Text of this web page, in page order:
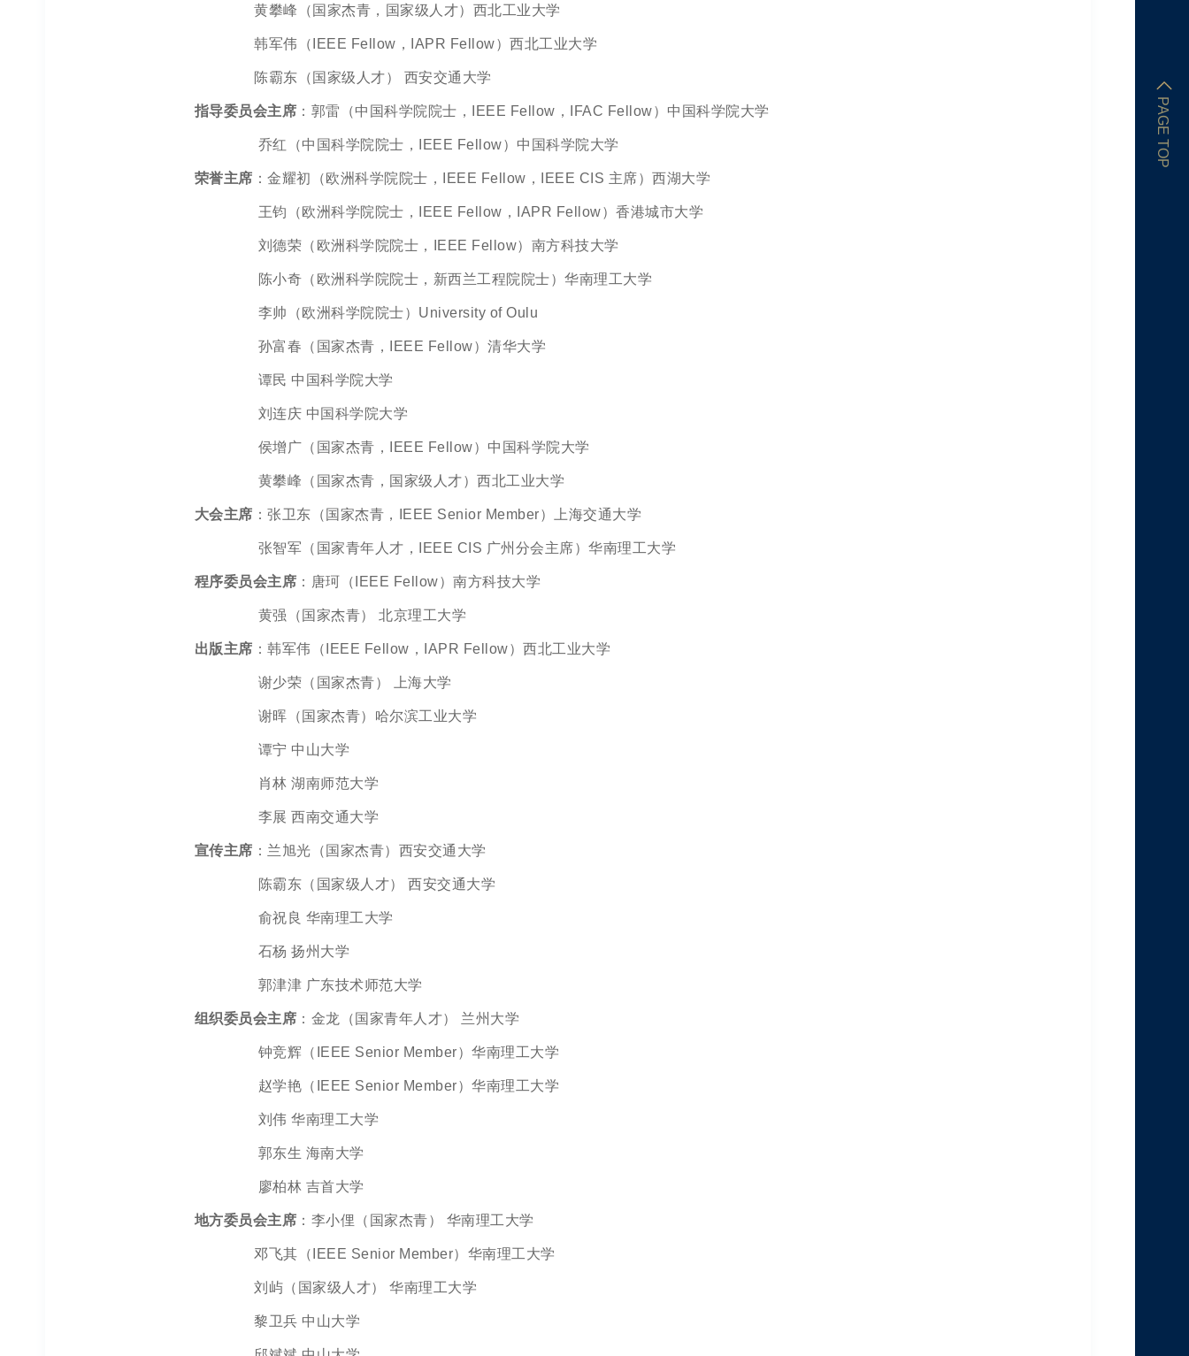
PAGE TOP
黄攀峰（国家杰青，国家级人才）西北工业大学
韩军伟（IEEE Fellow，IAPR Fellow）西北工业大学
陈霸东（国家级人才） 西安交通大学
指导委员会主席 ：郭雷（中国科学院院士，IEEE Fellow，IFAC Fellow）中国科学院大学
乔红（中国科学院院士，IEEE Fellow）中国科学院大学
荣誉主席 ：金耀初（欧洲科学院院士，IEEE Fellow，IEEE CIS 主席）西湖大学
王钧（欧洲科学院院士，IEEE Fellow，IAPR Fellow）香港城市大学
刘德荣（欧洲科学院院士，IEEE Fellow）南方科技大学
陈小奇（欧洲科学院院士，新西兰工程院院士）华南理工大学
李帅（欧洲科学院院士）University of Oulu
孙富春（国家杰青，IEEE Fellow）清华大学
谭民 中国科学院大学
刘连庆 中国科学院大学
侯增广（国家杰青，IEEE Fellow）中国科学院大学
黄攀峰（国家杰青，国家级人才）西北工业大学
大会主席 ：张卫东（国家杰青，IEEE Senior Member）上海交通大学
张智军（国家青年人才，IEEE CIS 广州分会主席）华南理工大学
程序委员会主席 ：唐珂（IEEE Fellow）南方科技大学
黄强（国家杰青） 北京理工大学
出版主席 ：韩军伟（IEEE Fellow，IAPR Fellow）西北工业大学
谢少荣（国家杰青） 上海大学
谢晖（国家杰青）哈尔滨工业大学
谭宁 中山大学
肖林 湖南师范大学
李展 西南交通大学
宣传主席 ：兰旭光（国家杰青）西安交通大学
陈霸东（国家级人才） 西安交通大学
俞祝良 华南理工大学
石杨 扬州大学
郭津津 广东技术师范大学
组织委员会主席 ：金龙（国家青年人才） 兰州大学
钟竞辉（IEEE Senior Member）华南理工大学
赵学艳（IEEE Senior Member）华南理工大学
刘伟 华南理工大学
郭东生 海南大学
廖柏林 吉首大学
地方委员会主席 ：李小俚（国家杰青） 华南理工大学
邓飞其（IEEE Senior Member）华南理工大学
刘屿（国家级人才） 华南理工大学
黎卫兵 中山大学